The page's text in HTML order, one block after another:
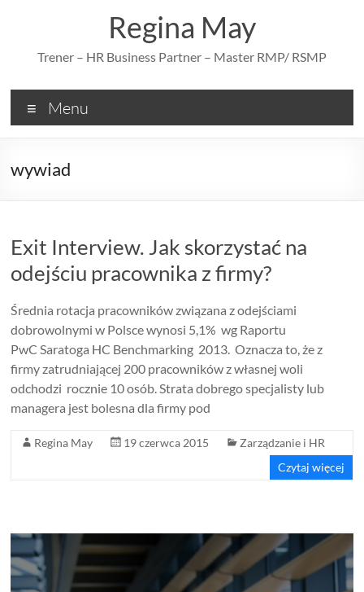
Regina May
Trener – HR Business Partner – Master RMP/ RSMP
Menu
wywiad
Exit Interview. Jak skorzystać na
odejściu pracownika z firmy?
Średnia rotacja pracowników związana z odejściami
dobrowolnymi w Polsce wynosi 5,1% wg Raportu
PwC Saratoga HC Benchmarking 2013. Oznacza to, że z
firmy zatrudniającej 200 pracowników z własnej woli
odchodzi rocznie 10 osób. Strata dobrego specjalisty lub
managera jest bolesna dla firmy pod
Regina May 19 czerwca 2015
Zarządzanie i HR
Czytaj więcej